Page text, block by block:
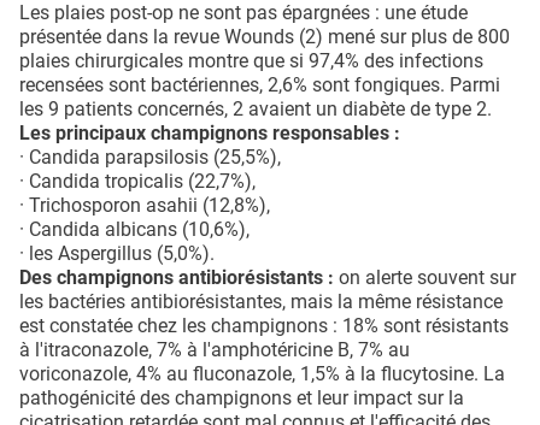
Les plaies post-op ne sont pas épargnées : une étude
présentée dans la revue Wounds (2) mené sur plus de 800
plaies chirurgicales montre que si 97,4% des infections
recensées sont bactériennes, 2,6% sont fongiques. Parmi
les 9 patients concernés, 2 avaient un diabète de type 2.
Les principaux champignons responsables :
· Candida parapsilosis (25,5%),
· Candida tropicalis (22,7%),
· Trichosporon asahii (12,8%),
· Candida albicans (10,6%),
· les Aspergillus (5,0%).
Des champignons antibiorésistants : on alerte souvent sur
les bactéries antibiorésistantes, mais la même résistance
est constatée chez les champignons : 18% sont résistants
à l'itraconazole, 7% à l'amphotéricine B, 7% au
voriconazole, 4% au fluconazole, 1,5% à la flucytosine. La
pathogénicité des champignons et leur impact sur la